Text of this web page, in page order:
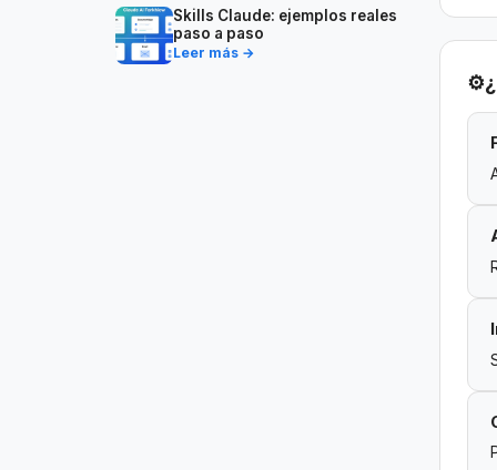
Skills Claude: ejemplos reales
paso a paso
Leer más →
⚙️